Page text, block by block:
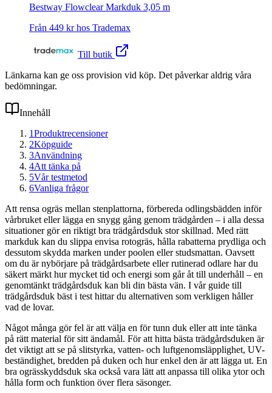
Bestway Flowclear Markduk 3,05 m
Från 449 kr hos Trademax
Till butik
Länkarna kan ge oss provision vid köp. Det påverkar aldrig våra
bedömningar.
Innehåll
1Produktrecensioner
2Köpguide
3Användning
4Att tänka på
5Vår testmetod
6Vanliga frågor
Att rensa ogräs mellan stenplattorna, förbereda odlingsbädden inför
vårbruket eller lägga en snygg gång genom trädgården – i alla dessa
situationer gör en riktigt bra trädgårdsduk stor skillnad. Med rätt
markduk kan du slippa envisa rotogräs, hålla rabatterna prydliga och
dessutom skydda marken under poolen eller studsmattan. Oavsett
om du är nybörjare på trädgårdsarbete eller rutinerad odlare har du
säkert märkt hur mycket tid och energi som går åt till underhåll – en
genomtänkt trädgårdsduk kan bli din bästa vän. I vår guide till
trädgårdsduk bäst i test hittar du alternativen som verkligen håller
vad de lovar.
Något många gör fel är att välja en för tunn duk eller att inte tänka
på rätt material för sitt ändamål. För att hitta bästa trädgårdsduken är
det viktigt att se på slitstyrka, vatten- och luftgenomsläpplighet, UV-
beständighet, bredden på duken och hur enkel den är att lägga ut. En
bra ogrässkyddsduk ska också vara lätt att anpassa till olika ytor och
hålla form och funktion över flera säsonger.